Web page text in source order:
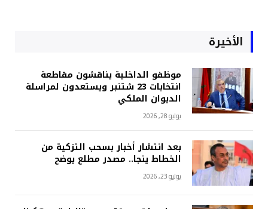
الأخيرة
موظفو الداخلية يناقشون مقاطعة
انتخابات 23 شتنبر ويستعدون لمراسلة
الديوان الملكي
يوليو 28, 2026
بعد انتشار أخبار بسحب التزكية من
الخطاط ينجا.. مصدر مطلع يوضح
يوليو 23, 2026